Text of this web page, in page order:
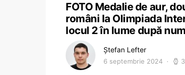
FOTO Medalie de aur,
români la Olimpiada
locul 2 în lume după
Ștefan Lefter
6 septembrie 2024